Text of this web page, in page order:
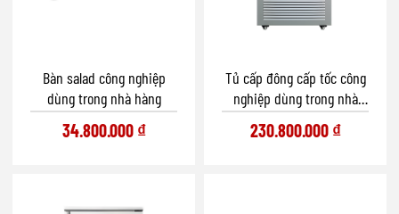
Bàn salad công nghiệp
dùng trong nhà hàng
34.800.000 ₫
Tủ cấp đông cấp tốc công
nghiệp dùng trong nhà
hàng
230.800.000 ₫